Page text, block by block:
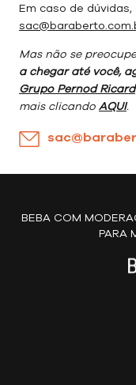
Em caso de
Mas não se
a chegar até você,
Grupo Pernod Ricard
mais clicando AQUI.
BEBA COM
PARA